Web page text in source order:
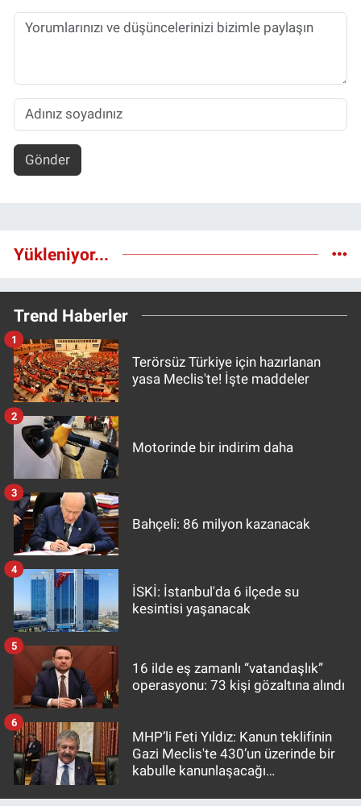
Gönder
Yükleniyor...
Trend Haberler
Terörsüz Türkiye için hazırlanan
yasa Meclis'te! İşte maddeler
1
Motorinde bir indirim daha
2
Bahçeli: 86 milyon kazanacak
3
İSKİ: İstanbul'da 6 ilçede su
kesintisi yaşanacak
4
16 ilde eş zamanlı “vatandaşlık”
operasyonu: 73 kişi gözaltına alındı
5
MHP’li Feti Yıldız: Kanun teklifinin
Gazi Meclis'te 430’un üzerinde bir
kabulle kanunlaşacağı
6